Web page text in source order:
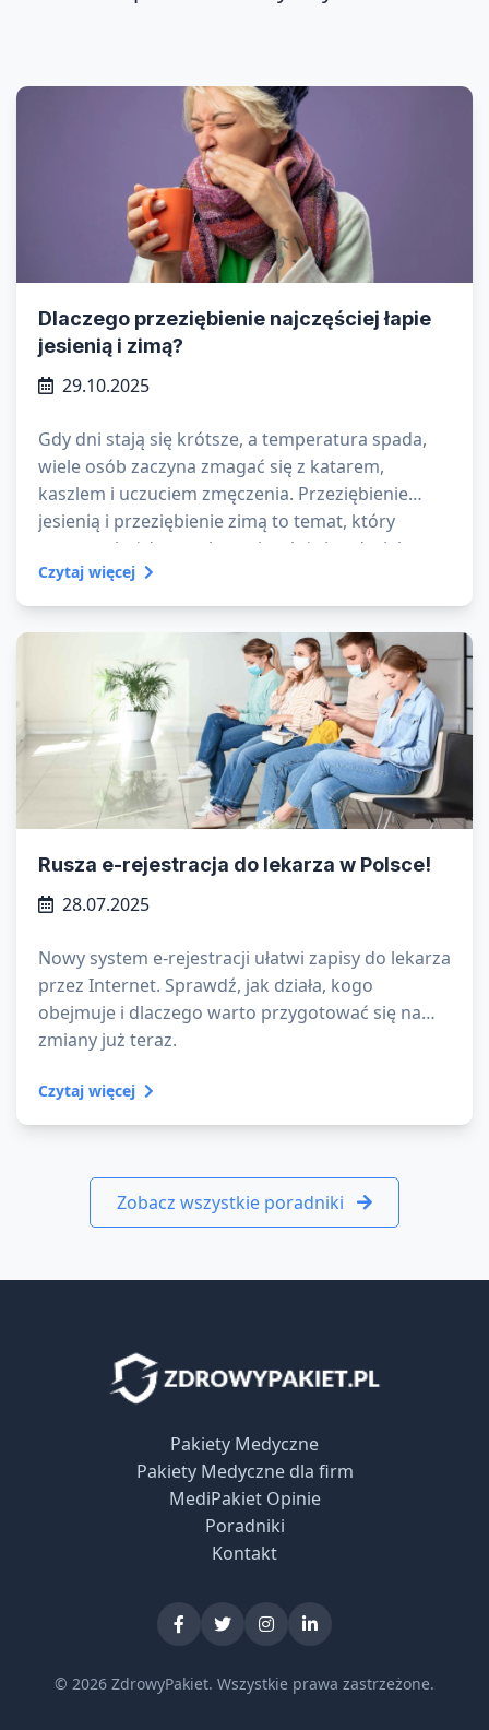
Dlaczego przeziębienie najczęściej łapie
jesienią i zimą?
29.10.2025
Gdy dni stają się krótsze, a temperatura spada,
wiele osób zaczyna zmagać się z katarem,
kaszlem i uczuciem zmęczenia. Przeziębienie
jesienią i przeziębienie zimą to temat, który
powraca każdego roku – niezależnie od wieku czy
stylu życia. Ale dlaczego chorujemy jesienią i zimą
częściej niż w cieplejszych miesiącach?
Czytaj więcej
Rusza e-rejestracja do lekarza w Polsce!
28.07.2025
Nowy system e-rejestracji ułatwi zapisy do lekarza
przez Internet. Sprawdź, jak działa, kogo
obejmuje i dlaczego warto przygotować się na
zmiany już teraz.
Czytaj więcej
Zobacz wszystkie poradniki
Pakiety Medyczne
Pakiety Medyczne dla firm
MediPakiet Opinie
Poradniki
Kontakt
© 2026 ZdrowyPakiet. Wszystkie prawa zastrzeżone.